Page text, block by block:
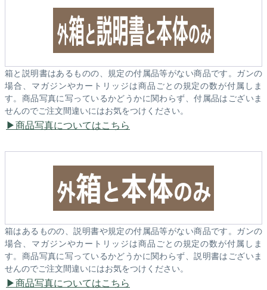
箱と説明書はあるものの、規定の付属品等がない商品です。ガンの
場合、マガジンやカートリッジは商品ごとの規定の数が付属しま
す。商品写真に写っているかどうかに関わらず、付属品はございま
せんのでご注文間違いにはお気をつけください。
商品写真についてはこちら
箱はあるものの、説明書や規定の付属品等がない商品です。ガンの
場合、マガジンやカートリッジは商品ごとの規定の数が付属しま
す。商品写真に写っているかどうかに関わらず、説明書はございま
せんのでご注文間違いにはお気をつけください。
商品写真についてはこちら